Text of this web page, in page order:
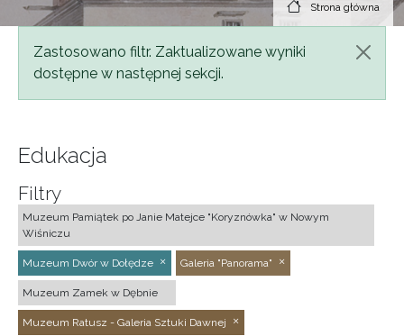
Strona główna
Komunikat
Zastosowano filtr. Zaktualizowane wyniki
dostępne w następnej sekcji.
Edukacja
Filtry
Muzeum Pamiątek po Janie Matejce "Koryznówka" w Nowym
Wiśniczu
Muzeum Dwór w Dołędze Galeria "Panorama"
Muzeum Zamek w Dębnie
Muzeum Ratusz - Galeria Sztuki Dawnej